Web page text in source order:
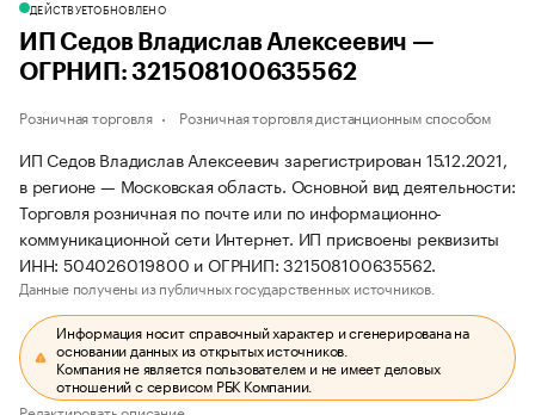
ДЕЙСТВУЕТОБНОВЛЕНО
ИП Седов Владислав Алексеевич —
ОГРНИП: 321508100635562
Розничная торговля Розничная торговля дистанционным способом
ИП Седов Владислав Алексеевич зарегистрирован 15.12.2021,
в регионе — Московская область. Основной вид деятельности:
Торговля розничная по почте или по информационно-
коммуникационной сети Интернет. ИП присвоены реквизиты
ИНН: 504026019800 и ОГРНИП: 321508100635562.
Данные получены из публичных государственных источников.
Информация носит справочный характер и сгенерирована на
основании данных из открытых источников.
Компания не является пользователем и не имеет деловых
отношений с сервисом РБК Компании.